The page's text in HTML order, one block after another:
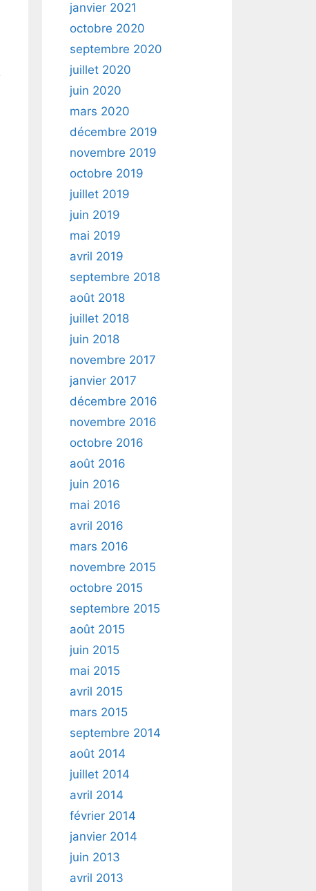
janvier 2021
octobre 2020
septembre 2020
juillet 2020
juin 2020
mars 2020
décembre 2019
novembre 2019
octobre 2019
juillet 2019
juin 2019
mai 2019
avril 2019
septembre 2018
août 2018
juillet 2018
juin 2018
novembre 2017
janvier 2017
décembre 2016
novembre 2016
octobre 2016
août 2016
juin 2016
mai 2016
avril 2016
mars 2016
novembre 2015
octobre 2015
septembre 2015
août 2015
juin 2015
mai 2015
avril 2015
mars 2015
septembre 2014
août 2014
juillet 2014
avril 2014
février 2014
janvier 2014
juin 2013
avril 2013